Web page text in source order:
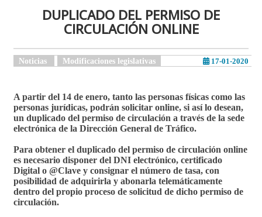
DUPLICADO DEL PERMISO DE
CIRCULACIÓN ONLINE
Noticias Modificaciones legislativas 17-01-2020
A partir del 14 de enero, tanto las personas físicas como las
personas jurídicas, podrán solicitar online, si así lo desean,
un duplicado del permiso de circulación a través de la sede
electrónica de la Dirección General de Tráfico.
Para obtener el duplicado del permiso de circulación online
es necesario disponer del DNI electrónico, certificado
Digital o @Clave y consignar el número de tasa, con
posibilidad de adquirirla y abonarla telemáticamente
dentro del propio proceso de solicitud de dicho permiso de
circulación.